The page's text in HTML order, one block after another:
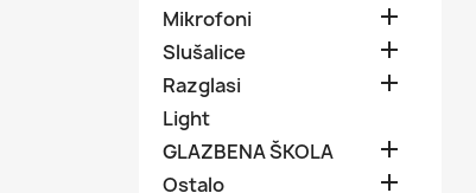
Mikrofoni 
Slušalice 
Razglasi 
Light
GLAZBENA ŠKOLA

Ostalo 